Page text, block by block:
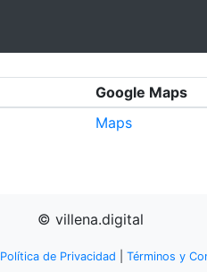
Google Maps
Maps
© villena.digital
Política de Privacidad Términos y